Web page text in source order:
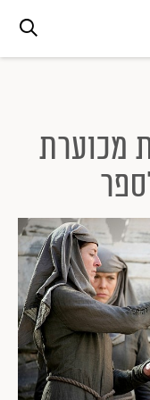
מכוערת